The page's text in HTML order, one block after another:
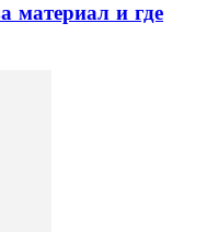
материал и где